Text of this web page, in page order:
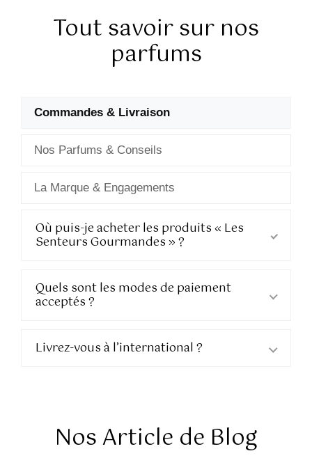
Tout savoir sur nos
parfums
Questions fréquentes
Commandes & Livraison
Nos Parfums & Conseils
La Marque & Engagements
Commandes & Livraison
Où puis-je acheter les produits « Les
Senteurs Gourmandes » ?
Quels sont les modes de paiement
acceptés ?
Livrez-vous à l’international ?
Nos Article de Blog